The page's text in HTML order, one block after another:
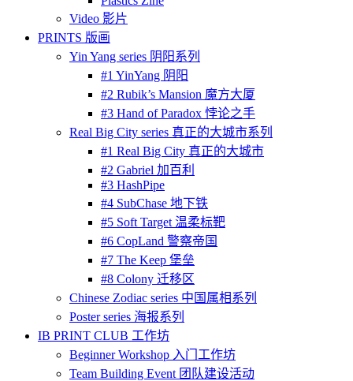
Video 影片
PRINTS 版画
Yin Yang series 阴阳系列
#1 YinYang 阴阳
#2 Rubik’s Mansion 魔方大厦
#3 Hand of Paradox 悖论之手
Real Big City series 真正的大城市系列
#1 Real Big City 真正的大城市
#2 Gabriel 加百利
#3 HashPipe
#4 SubChase 地下铁
#5 Soft Target 温柔标靶
#6 CopLand 警察帝国
#7 The Keep 堡垒
#8 Colony 迁移区
Chinese Zodiac series 中国属相系列
Poster series 海报系列
IB PRINT CLUB 工作坊
Beginner Workshop 入门工作坊
Team Building Event 团队建设活动